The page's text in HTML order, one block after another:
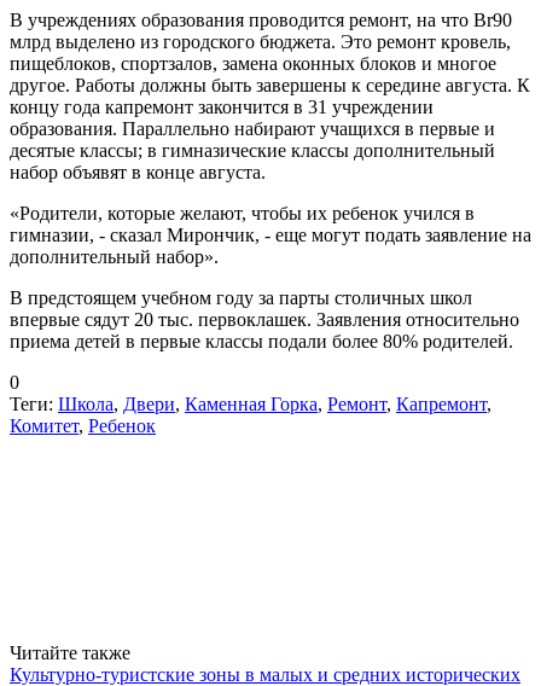
В учреждениях образования проводится ремонт, на что Br90
млрд выделено из городского бюджета. Это ремонт кровель,
пищеблоков, спортзалов, замена оконных блоков и многое
другое. Работы должны быть завершены к середине августа. К
концу года капремонт закончится в 31 учреждении
образования. Параллельно набирают учащихся в первые и
десятые классы; в гимназические классы дополнительный
набор объявят в конце августа.
«Родители, которые желают, чтобы их ребенок учился в
гимназии, - сказал Мирончик, - еще могут подать заявление на
дополнительный набор».
В предстоящем учебном году за парты столичных школ
впервые сядут 20 тыс. первоклашек. Заявления относительно
приема детей в первые классы подали более 80% родителей.
0
Теги: Школа, Двери, Каменная Горка, Ремонт, Капремонт,
Комитет, Ребенок
Читайте также
Культурно-туристские зоны в малых и средних исторических